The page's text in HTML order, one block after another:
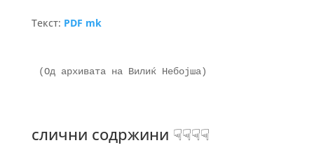
Текст: PDF mk
(Од архивата на Вилиќ Небојша)
слични содржини ☟☟☟☟